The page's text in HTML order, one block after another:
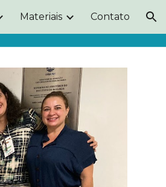
Materiais Contato